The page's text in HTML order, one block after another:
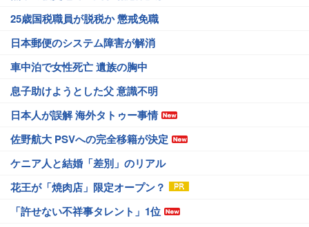
25歳国税職員が脱税か 懲戒免職
日本郵便のシステム障害が解消
車中泊で女性死亡 遺族の胸中
息子助けようとした父 意識不明
日本人が誤解 海外タトゥー事情
佐野航大 PSVへの完全移籍が決定
ケニア人と結婚「差別」のリアル
花王が「焼肉店」限定オープン？
「許せない不祥事タレント」1位